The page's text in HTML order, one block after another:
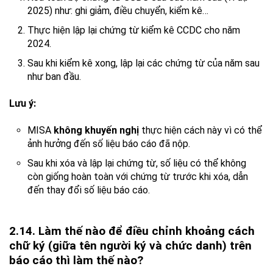
2025) như: ghi giảm, điều chuyển, kiểm kê…
Thực hiện lập lại chứng từ kiểm kê CCDC cho năm
2024.
Sau khi kiểm kê xong, lập lại các chứng từ của năm sau
như ban đầu.
Lưu ý:
MISA không khuyến nghị thực hiện cách này vì có thể
ảnh hưởng đến số liệu báo cáo đã nộp.
Sau khi xóa và lập lại chứng từ, số liệu có thể không
còn giống hoàn toàn với chứng từ trước khi xóa, dẫn
đến thay đổi số liệu báo cáo.
2.14. Làm thế nào để điều chỉnh khoảng cách
chữ ký (giữa tên người ký và chức danh) trên
báo cáo thì làm thế nào?